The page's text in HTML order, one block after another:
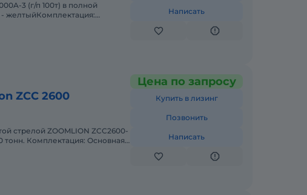
3 (г/п 100т) в полной
- желтыйКомплектация:
Написать
ZCC 2600
тонн. Комплектация: Основная
Цена по запросу
Купить в лизинг
Позвонить
Написать